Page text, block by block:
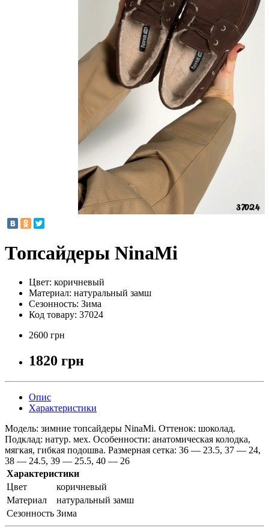
Топсайдеры NinaMi
Цвет: коричневый
Материал: натуральный замш
Сезонность: Зима
Код товару: 37024
2600 грн
1820 грн
Опис
Характеристики
Модель: зимние топсайдеры NinaMi. Оттенок: шоколад.
Подклад: натур. мех. Особенности: анатомическая колодка,
мягкая, гибкая подошва. Размерная сетка: 36 — 23.5, 37 — 24,
38 — 24.5, 39 — 25.5, 40 — 26
Характеристики
Цвет
коричневый
Материал
натуральный замш
Сезонность Зима